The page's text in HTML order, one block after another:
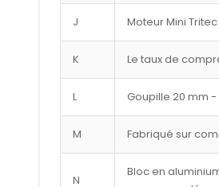
J Moteur Mini Tritec
K Le taux de
L Goupille 20 mm -
M Fabriqué sur
N
Bloc en